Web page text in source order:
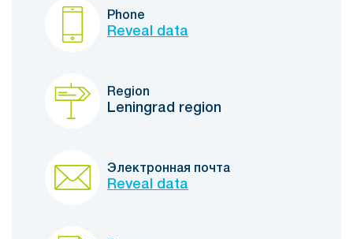
Phone
Reveal data
Region
Leningrad region
Электронная почта
Reveal data